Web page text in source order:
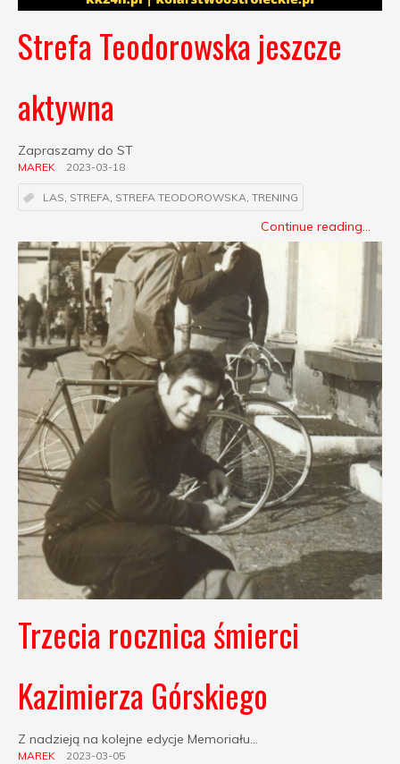
Strefa Teodorowska jeszcze
aktywna
Zapraszamy do ST
MAREK 2023-03-18
LAS, STREFA, STREFA TEODOROWSKA, TRENING
Continue reading...
Trzecia rocznica śmierci
Kazimierza Górskiego
Z nadzieją na kolejne edycje Memoriału...
MAREK 2023-03-05